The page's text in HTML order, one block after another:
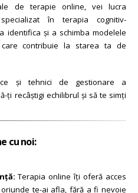
de terapie online, vei lucra
în terapia cognitiv-
identifica și a schimba modelele
contribuie la starea ta de
și tehnici de gestionare a
ți recâștigi echilibrul și să te simți
cu noi:
Terapia online îți oferă acces
te-ai afla, fără a fi nevoie